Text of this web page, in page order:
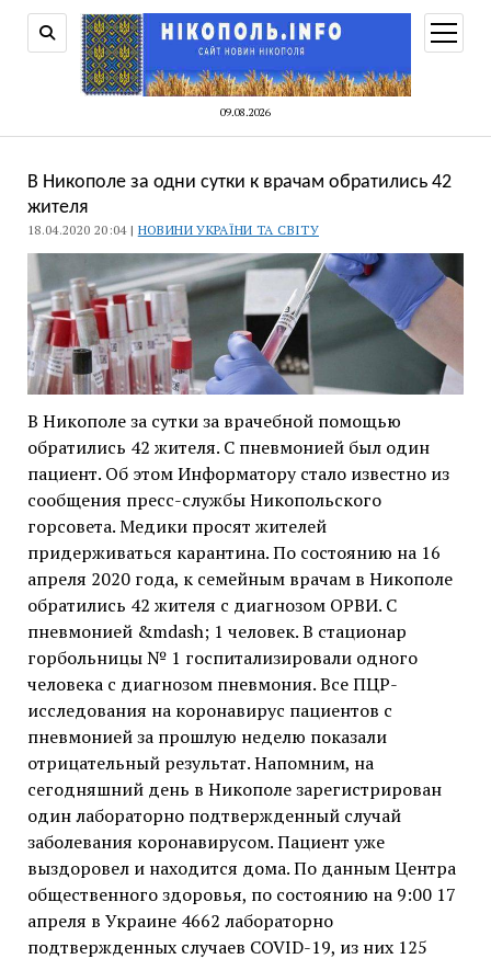
09.08.2026
меню
В Никополе за одни сутки к врачам обратились 42
жителя
18.04.2020 20:04 | НОВИНИ УКРАЇНИ ТА СВІТУ
В Никополе за сутки за врачебной помощью
обратились 42 жителя. С пневмонией был один
пациент. Об этом Информатору стало известно из
сообщения пресс-службы Никопольского
горсовета. Медики просят жителей
придерживаться карантина. По состоянию на 16
апреля 2020 года, к семейным врачам в Никополе
обратились 42 жителя с диагнозом ОРВИ. С
пневмонией &mdash; 1 человек. В стационар
горбольницы № 1 госпитализировали одного
человека с диагнозом пневмония. Все ПЦР-
исследования на коронавирус пациентов с
пневмонией за прошлую неделю показали
отрицательный результат. Напомним, на
сегодняшний день в Никополе зарегистрирован
один лабораторно подтвержденный случай
заболевания коронавирусом. Пациент уже
выздоровел и находится дома. По данным Центра
общественного здоровья, по состоянию на 9:00 17
апреля в Украине 4662 лабораторно
подтвержденных случаев COVID-19, из них 125